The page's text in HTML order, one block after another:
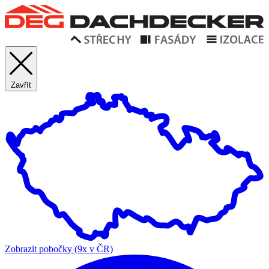
Přejít
k
hlavnímu
Dachdecker,Domů
Zavřít
Zobrazit pobočky (9x v ČR)